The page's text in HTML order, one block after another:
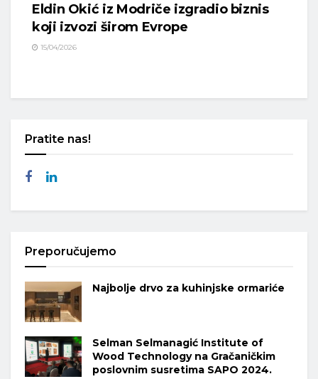
Eldin Okić iz Modriče izgradio biznis
koji izvozi širom Evrope
15/04/2026
Pratite nas!
Preporučujemo
Najbolje drvo za kuhinjske ormariće
Selman Selmanagić Institute of
Wood Technology na Gračaničkim
poslovnim susretima SAPO 2024.